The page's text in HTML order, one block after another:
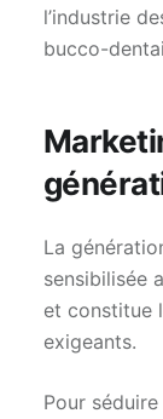
l’industrie
bucco-
La
sensibilisée
et constitue
exigeants.
Pour